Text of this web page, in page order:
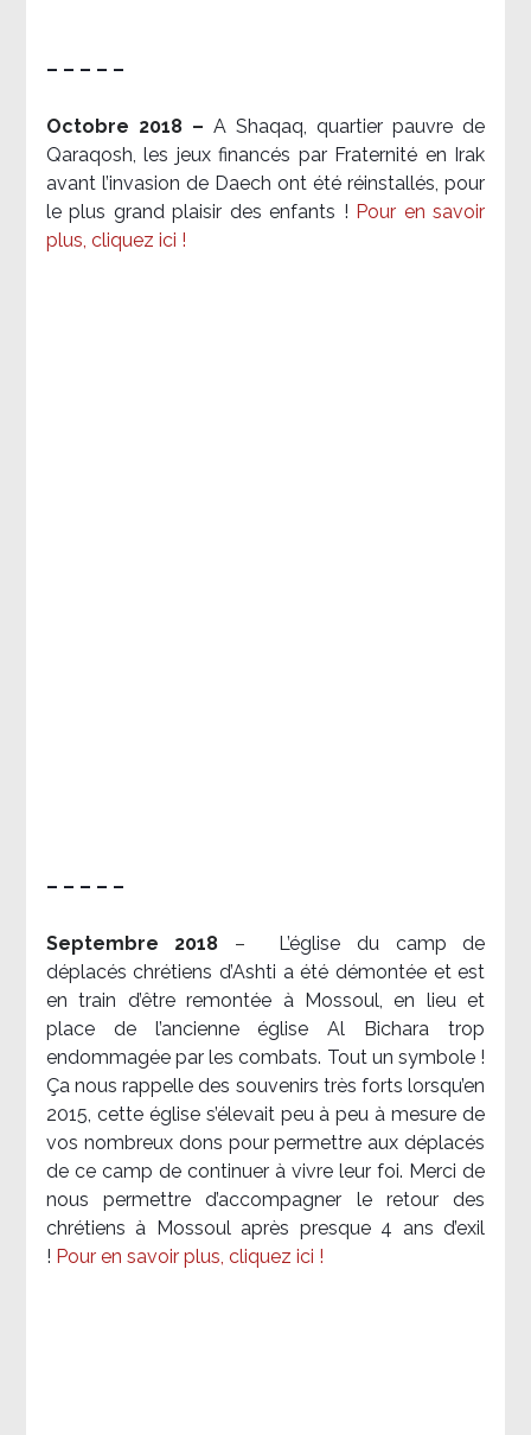
– – – – –
Octobre 2018 – A Shaqaq, quartier pauvre de
Qaraqosh, les jeux financés par Fraternité en Irak​
avant l’invasion de Daech ont été réinstallés, pour
le plus grand plaisir des enfants ! Pour en savoir
plus, cliquez ici !
– – – – –
Septembre 2018 –
L’église du camp de
déplacés chrétiens d’Ashti a été démontée et est
en train d’être remontée à Mossoul, en lieu et
place de l’ancienne église Al Bichara trop
endommagée par les combats. Tout un symbole !
Ça nous rappelle des souvenirs très forts lorsqu’en
2015, cette église s’élevait peu à peu à mesure de
vos nombreux dons pour permettre aux déplacés
de ce camp de continuer à vivre leur foi. Merci de
nous permettre d’accompagner le retour des
chrétiens à Mossoul après presque 4 ans d’exil
! Pour en savoir plus, cliquez ici !